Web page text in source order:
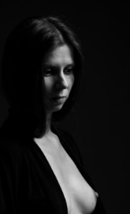
grossesse en clair
au joli ventre rond.
réaliser cette
grossesse car elle
ne pas avoir